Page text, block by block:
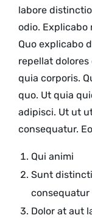
labore
odio. Explicabo
Quo explicabo
repellat
quia corporis.
quo. Ut quia
adipisci. Ut ut
consequatur.
Qui animi
Sunt
consequatur
Dolor at aut